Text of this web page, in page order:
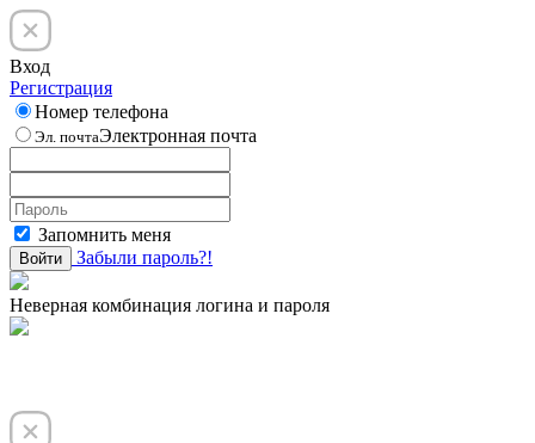
Вход
Регистрация
Номер телефона
Эл. почтаЭлектронная почта
Запомнить меня
Войти Забыли пароль?!
Неверная комбинация логина и пароля